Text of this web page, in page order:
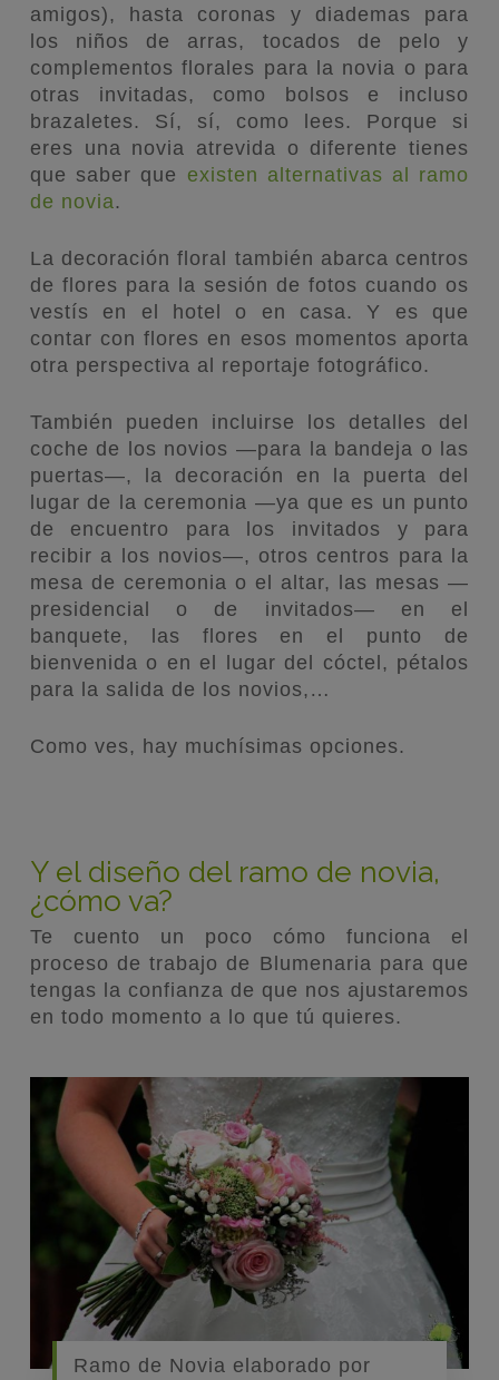
amigos), hasta coronas y diademas para
los niños de arras, tocados de pelo y
complementos florales para la novia o para
otras invitadas, como bolsos e incluso
brazaletes. Sí, sí, como lees. Porque si
eres una novia atrevida o diferente tienes
que saber que existen alternativas al ramo
de novia.
La decoración floral también abarca centros
de flores para la sesión de fotos cuando os
vestís en el hotel o en casa. Y es que
contar con flores en esos momentos aporta
otra perspectiva al reportaje fotográfico.
También pueden incluirse los detalles del
coche de los novios —para la bandeja o las
puertas—, la decoración en la puerta del
lugar de la ceremonia —ya que es un punto
de encuentro para los invitados y para
recibir a los novios—, otros centros para la
mesa de ceremonia o el altar, las mesas —
presidencial o de invitados— en el
banquete, las flores en el punto de
bienvenida o en el lugar del cóctel, pétalos
para la salida de los novios,…
Como ves, hay muchísimas opciones.
Y el diseño del ramo de novia,
¿cómo va?
Te cuento un poco cómo funciona el
proceso de trabajo de Blumenaria para que
tengas la confianza de que nos ajustaremos
en todo momento a lo que tú quieres.
Ramo de Novia elaborado por